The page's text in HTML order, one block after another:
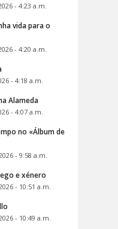
- 4:23 a.m.
vida para o
- 4:20 a.m.
- 4:18 a.m.
Alameda
- 4:07 a.m.
no «Álbum de
- 9:58 a.m.
e xénero
- 10:51 a.m.
- 10:49 a.m.